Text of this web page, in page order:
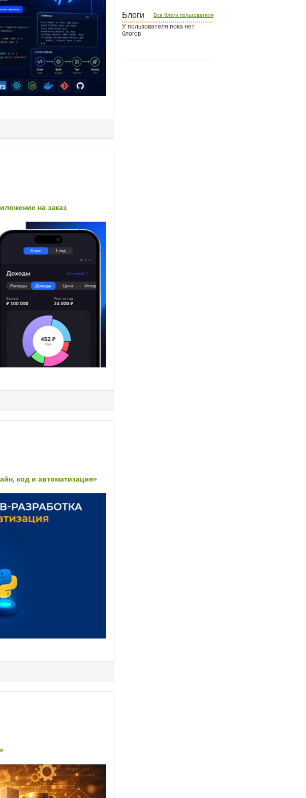
Все блоги пользователя
Блоги
У пользователя пока нет
блогов